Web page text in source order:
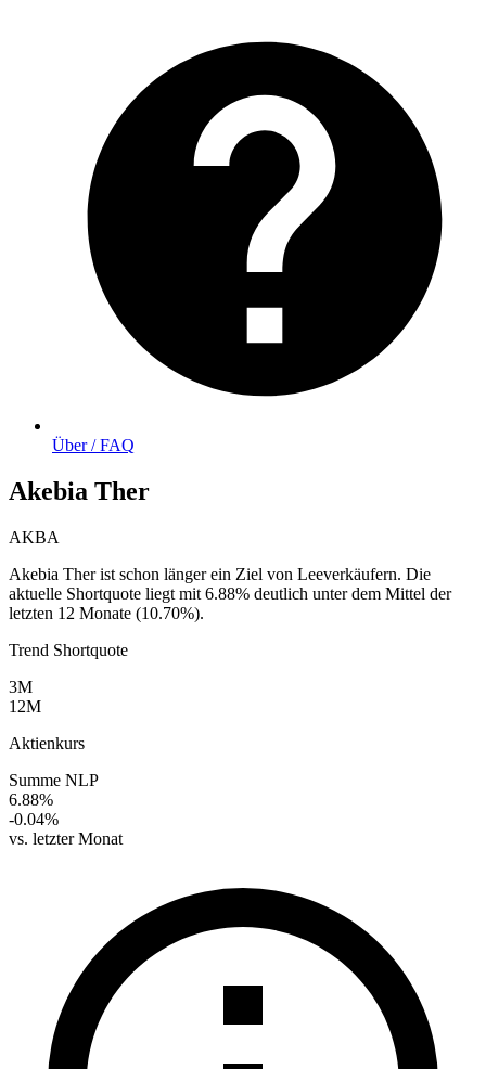
Über / FAQ
Akebia Ther
AKBA
Akebia Ther ist schon länger ein Ziel von Leeverkäufern. Die
aktuelle Shortquote liegt mit 6.88% deutlich unter dem Mittel der
letzten 12 Monate (10.70%).
Trend Shortquote
3M
12M
Aktienkurs
Summe NLP
6.88%
-0.04%
vs. letzter Monat